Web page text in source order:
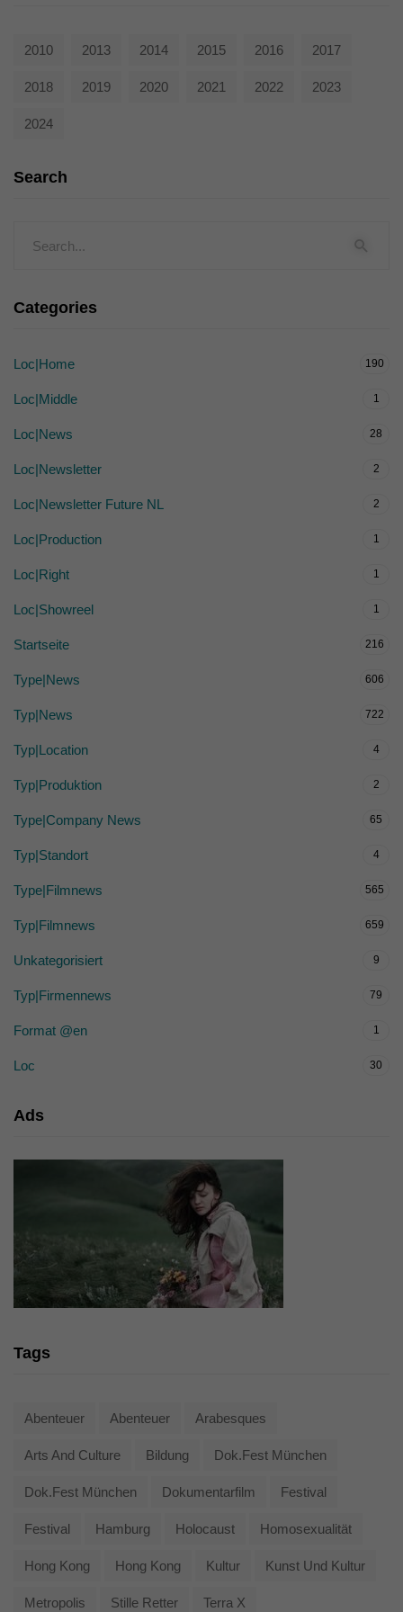
2010 2013 2014 2015 2016 2017
2018 2019 2020 2021 2022 2023
2024
Search
Categories
Loc|Home 190
Loc|Middle 1
Loc|News 28
Loc|Newsletter 2
Loc|Newsletter Future NL 2
Loc|Production 1
Loc|Right 1
Loc|Showreel 1
Startseite 216
Type|News 606
Typ|News 722
Typ|Location 4
Typ|Produktion 2
Type|Company News 65
Typ|Standort 4
Type|Filmnews 565
Typ|Filmnews 659
Unkategorisiert 9
Typ|Firmennews 79
Format @en 1
Loc 30
Ads
Tags
Abenteuer Abenteuer Arabesques
Arts And Culture Bildung Dok.fest München
Dok.fest München Dokumentarfilm Festival
Festival Hamburg Holocaust Homosexualität
Hong Kong Hong Kong Kultur Kunst Und Kultur
Metropolis Stille Retter Terra X